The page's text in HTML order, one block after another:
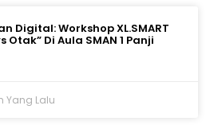
Digital: Workshop XL.SMART
Di Aula SMAN 1 Panji
Yang Lalu